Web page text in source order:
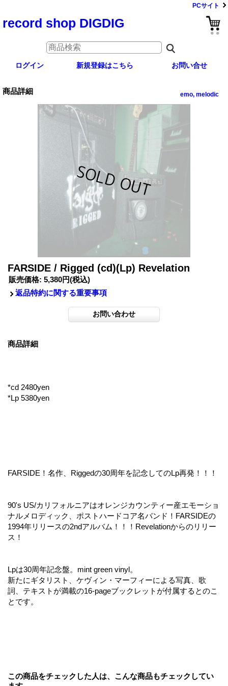
PCサイト
record shop DIGDIG
ログイン 新規登録はこちら お問い合せ
商品詳細 emo, melodic
FARSIDE / Rigged (cd)(Lp) Revelation
販売価格: 5,380円(税込)
返品特約に関する重要事項
商品詳細
*cd 2480yen
*Lp 5380yen
FARSIDE！名作、Riggedの30周年を記念してのLp再発！！！
90's US/カリフォルニアはオレンジカウンティー産エモーショ
ナルメロディック、ポストハードコア名バンド！FARSIDEの
1994年リリースの2ndアルバム！！！Revelationからのリリー
ス！
Lpは30周年記念盤。mint green vinyl。
新たにギタリスト、ケヴィン・マーフィーによる写真、歌
詞、テキストが満載の16-pageブックレットが付属するとのこ
とです。
この商品をチェックした人は、こんな商品もチェックしてい